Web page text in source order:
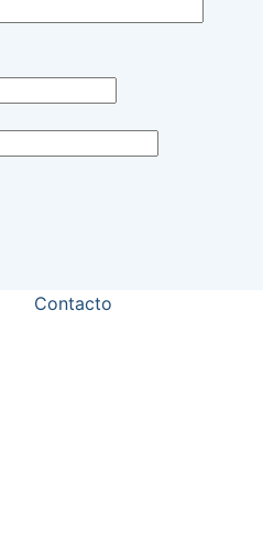
Contacto